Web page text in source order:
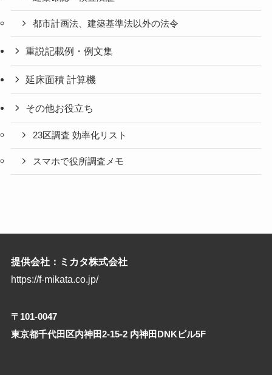
都市計画法、建築基準法以外の法令
重説記載例・例文集
延床面積 計算機
その他お役立ち
23区調査 効率化リスト
スマホで役所調査メモ
提供会社：ミカタ株式会社
https://f-mikata.co.jp/
〒101-0047
東京都千代田区内神田2-15-2 内神田DNKビル5F